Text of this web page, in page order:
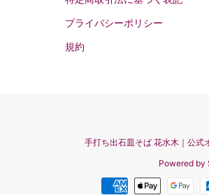
プライバシーポリシー
規約
手打ち出石皿そば 花水木｜公式
Powered by